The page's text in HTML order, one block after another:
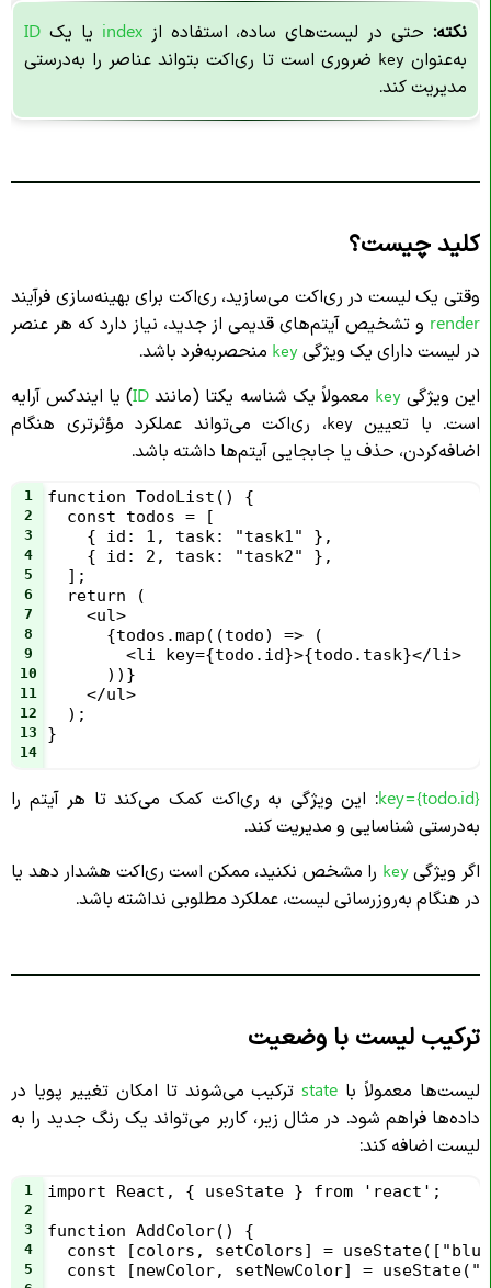
نکته: حتی در لیست‌های ساده، استفاده ازindex یا یک ID
به‌عنوانkey ضروری است تا ری‌اکت بتواند عناصر را به‌درستی
مدیریت کند.
کلید چیست؟
وقتی یک لیست در ری‌اکت می‌سازید، ری‌اکت برای بهینه‌سازی فرآیند
render و تشخیص آیتم‌های قدیمی از جدید، نیاز دارد که هر عنصر
در لیست دارای یک ویژگی key منحصربه‌فرد باشد.
این ویژگیkey معمولاً یک شناسه یکتا (مانند ID) یا ایندکس آرایه
است. با تعیینkey ، ری‌اکت می‌تواند عملکرد مؤثرتری هنگام
اضافه‌کردن، حذف یا جابجایی آیتم‌ها داشته باشد.
1 function TodoList() {
2
  const todos = [
3
    { id: 1, task: "task1" },
4
    { id: 2, task: "task2" },
5
  ];
6
  return (
7
    <ul>
8
      {todos.map((todo) => (
9
        <li key={todo.id}>{todo.task}</li>
10
      ))}
11
    </ul>
12
  );
13 }
14
key={todo.id}: این ویژگی به ری‌اکت کمک می‌کند تا هر آیتم را
به‌درستی شناسایی و مدیریت کند.
اگر ویژگیkey را مشخص نکنید، ممکن است ری‌اکت هشدار دهد یا
در هنگام به‌روزرسانی لیست، عملکرد مطلوبی نداشته باشد.
ترکیب لیست با وضعیت
لیست‌ها معمولاً با stateترکیب می‌شوند تا امکان تغییر پویا در
داده‌ها فراهم شود. در مثال زیر، کاربر می‌تواند یک رنگ جدید را به
لیست اضافه کند:
1 import React, { useState } from 'react';
2
3
function AddColor() {
4
const [colors, setColors] =
5
const [newColor, setNewColor] =